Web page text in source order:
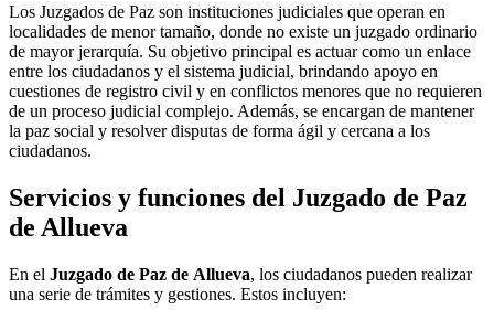
Los Juzgados de Paz son instituciones judiciales que operan en
localidades de menor tamaño, donde no existe un juzgado ordinario
de mayor jerarquía. Su objetivo principal es actuar como un enlace
entre los ciudadanos y el sistema judicial, brindando apoyo en
cuestiones de registro civil y en conflictos menores que no requieren
de un proceso judicial complejo. Además, se encargan de mantener
la paz social y resolver disputas de forma ágil y cercana a los
ciudadanos.
Servicios y funciones del Juzgado de Paz
de Allueva
En el Juzgado de Paz de Allueva, los ciudadanos pueden realizar
una serie de trámites y gestiones. Estos incluyen: